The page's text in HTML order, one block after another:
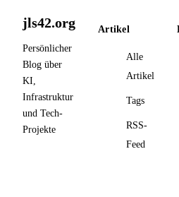
jls42.org
Persönlicher
Blog über
KI,
Infrastruktur
und Tech-
Projekte
Artikel
Alle
Artikel
Tags
RSS-
Feed